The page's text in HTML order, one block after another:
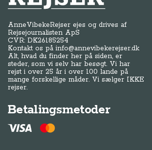
AnneVibekeRejser ejes og drives af
Rejsejournalisten ApS
CVR: DK26185254
Kontakt os påinfo@annevibekerejser.dk
Alt, hvad du finder her på siden, er
steder, som vi selv har besøgt. Vi har
rejst i over 25 år i over 100 lande på
mange forskellige måder. Vi sælger IKKE
rejser.
Betalingsmetoder